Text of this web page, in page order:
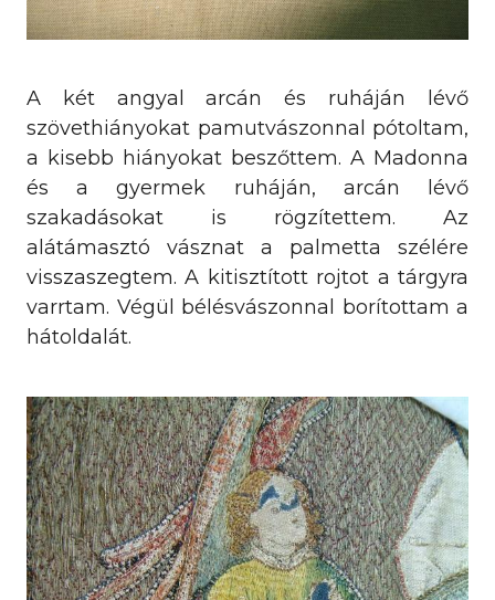
A két angyal arcán és ruháján lévő
szövethiányokat pamutvászonnal pótoltam,
a kisebb hiányokat beszőttem. A Madonna
és a gyermek ruháján, arcán lévő
szakadásokat is rögzítettem. Az
alátámasztó vásznat a palmetta szélére
visszaszegtem. A kitisztított rojtot a tárgyra
varrtam. Végül bélésvászonnal borítottam a
hátoldalát.